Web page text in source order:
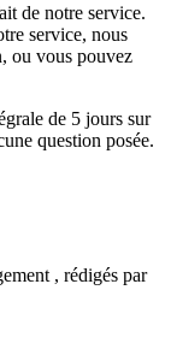
de notre service.
service, nous
ou vous pouvez
de 5 jours sur
question posée.
, rédigés par